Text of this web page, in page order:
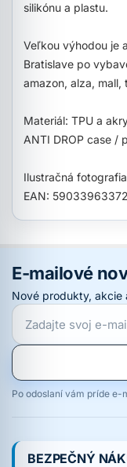
silikónu a plastu.
Veľkou výhodou je
Bratislave po
amazon, alza, mall,
Materiál: TPU a
ANTI DROP case /
Ilustračná
EAN:
E-mailové
Nové produkty, akcie
Po odoslaní vám príde
BEZPEČNÝ